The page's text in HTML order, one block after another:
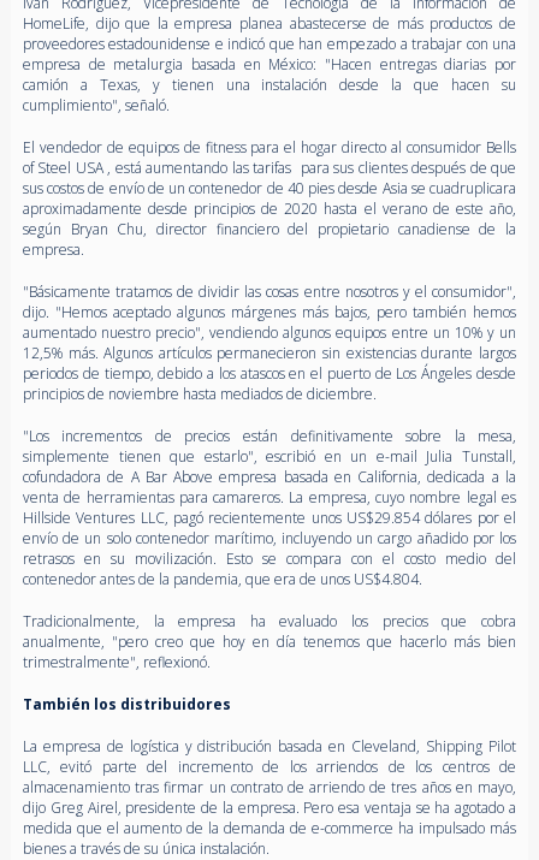
HomeLife, dijo que la empresa planea abastecerse de más productos de
proveedores estadounidense e indicó que han empezado a trabajar con una
empresa de metalurgia basada en México: "Hacen entregas diarias por
camión a Texas, y tienen una instalación desde la que hacen su
cumplimiento", señaló.
El vendedor de equipos de fitness para el hogar directo al consumidor Bells
of Steel USA , está aumentando las tarifas para sus clientes después de que
sus costos de envío de un contenedor de 40 pies desde Asia se cuadruplicara
aproximadamente desde principios de 2020 hasta el verano de este año,
según Bryan Chu, director financiero del propietario canadiense de la
empresa.
"Básicamente tratamos de dividir las cosas entre nosotros y el consumidor",
dijo. "Hemos aceptado algunos márgenes más bajos, pero también hemos
aumentado nuestro precio", vendiendo algunos equipos entre un 10% y un
12,5% más. Algunos artículos permanecieron sin existencias durante largos
periodos de tiempo, debido a los atascos en el puerto de Los Ángeles desde
principios de noviembre hasta mediados de diciembre.
"Los incrementos de precios están definitivamente sobre la mesa,
simplemente tienen que estarlo", escribió en un e-mail Julia Tunstall,
cofundadora de A Bar Above empresa basada en California, dedicada a la
venta de herramientas para camareros. La empresa, cuyo nombre legal es
Hillside Ventures LLC, pagó recientemente unos US$29.854 dólares por el
envío de un solo contenedor marítimo, incluyendo un cargo añadido por los
retrasos en su movilización. Esto se compara con el costo medio del
contenedor antes de la pandemia, que era de unos US$4.804.
Tradicionalmente, la empresa ha evaluado los precios que cobra
anualmente, "pero creo que hoy en día tenemos que hacerlo más bien
trimestralmente", reflexionó.
También los distribuidores
La empresa de logística y distribución basada en Cleveland, Shipping Pilot
LLC, evitó parte del incremento de los arriendos de los centros de
almacenamiento tras firmar un contrato de arriendo de tres años en mayo,
dijo Greg Airel, presidente de la empresa. Pero esa ventaja se ha agotado a
medida que el aumento de la demanda de e-commerce ha impulsado más
bienes a través de su única instalación.